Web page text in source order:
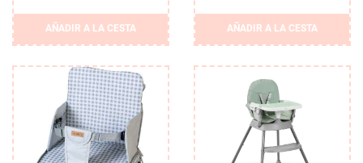
AÑADIR A LA CESTA AÑADIR A LA CESTA